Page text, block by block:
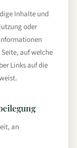
Inhalte und
oder
auf welche
Links auf die
an